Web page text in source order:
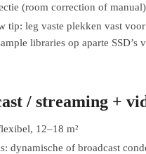
(room correction of
tip: leg vaste plekken vast
libraries op aparte SSD’s
/ streaming +
12–18 m²
dynamische of broadcast